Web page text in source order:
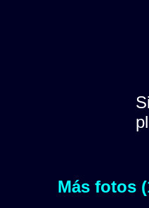
Más fotos